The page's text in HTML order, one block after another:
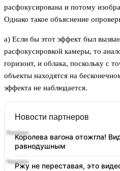
расфокусирована и потому
Однако такое объяснение
а) Если бы этот эффект был
расфокусировкой камеры, то
горизонт, и облака, поскольку с
объекты находятся на
эффекта не наблюдается.
Новости партнеров
Королева вагона отожгла!
равнодушным
Ржу не переставая, это